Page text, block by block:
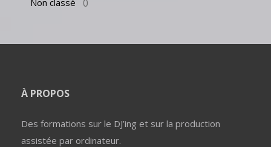
Non classé 0
À PROPOS
Des formations sur le DJ’ing et sur la production
assistée par ordinateur.